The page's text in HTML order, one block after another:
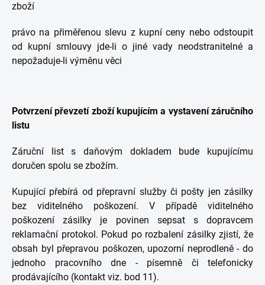
zboží
právo na přiměřenou slevu z kupní ceny nebo odstoupit
od kupní smlouvy jde-li o jiné vady neodstranitelné a
nepožaduje-li výměnu věci
Potvrzení převzetí zboží kupujícím a vystavení záručního
listu
Záruční list s daňovým dokladem bude kupujícímu
doručen spolu se zbožím.
Kupující přebírá od přepravní služby či pošty jen zásilky
bez viditelného poškození. V případě viditelného
poškození zásilky je povinen sepsat s dopravcem
reklamační protokol. Pokud po rozbalení zásilky zjistí, že
obsah byl přepravou poškozen, upozorní neprodleně - do
jednoho pracovního dne - písemně či telefonicky
prodávajícího (kontakt viz. bod 11).